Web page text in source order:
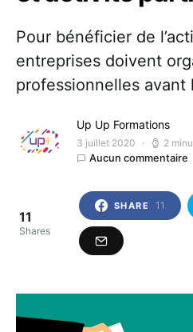
Pour bénéficier de
entreprises doivent
professionnelles avant
Up Up Formations
3 juillet 2020
2
Aucun commentaire
11
Shares
SHARE 11